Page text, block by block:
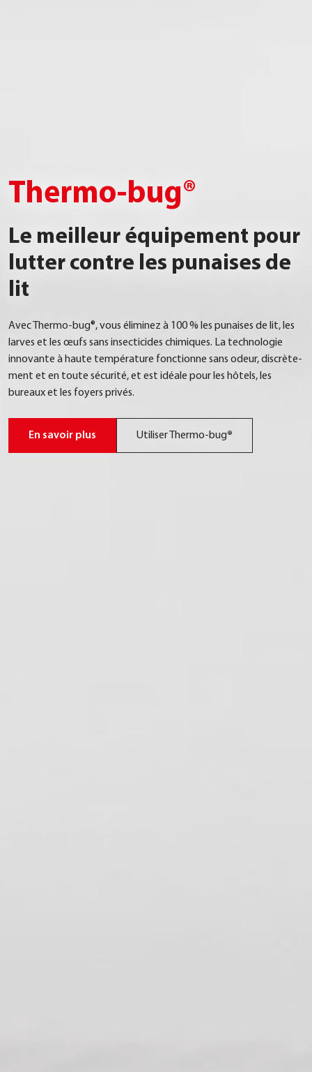
Thermo-bug®
Le meilleur équipement pour
lutter contre les punaises de
lit
Avec Ther­mo-bug®, vous éli­mi­nez à 100 % les punai­ses de lit, les
lar­ves et les œufs sans insec­ti­ci­des chi­mi­ques. La tech­no­lo­gie
inno­van­te à hau­te tempé­ra­tu­re fon­c­tion­ne sans odeur, dis­crè­te­
ment et en tou­te sécu­ri­té, et est idéa­le pour les hôtels, les
bureaux et les foy­ers pri­vés.
En savoir plus Uti­li­ser Ther­mo-bug®